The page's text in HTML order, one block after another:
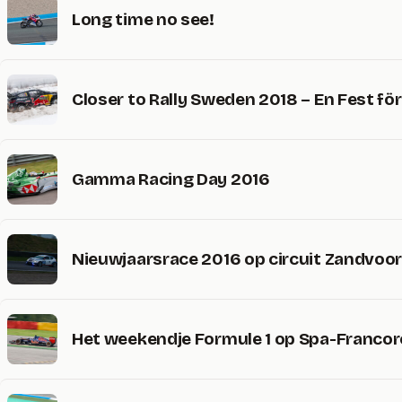
Long time no see!
Closer to Rally Sweden 2018 – En Fest
Gamma Racing Day 2016
Nieuwjaarsrace 2016 op circuit
Het weekendje Formule 1 op Spa-